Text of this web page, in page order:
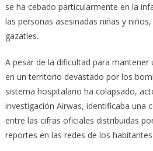
se ha cebado particularmente en la
las personas asesinadas niñas y
gazatíes.
A pesar de la dificultad para
en un territorio devastado por los
sistema hospitalario ha colapsado,
investigación Airwas, identificaba una
entre las cifras oficiales distribuidas
reportes en las redes de los habitantes